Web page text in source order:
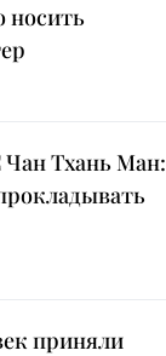
носить
Чан Тхань Ман:
приняли